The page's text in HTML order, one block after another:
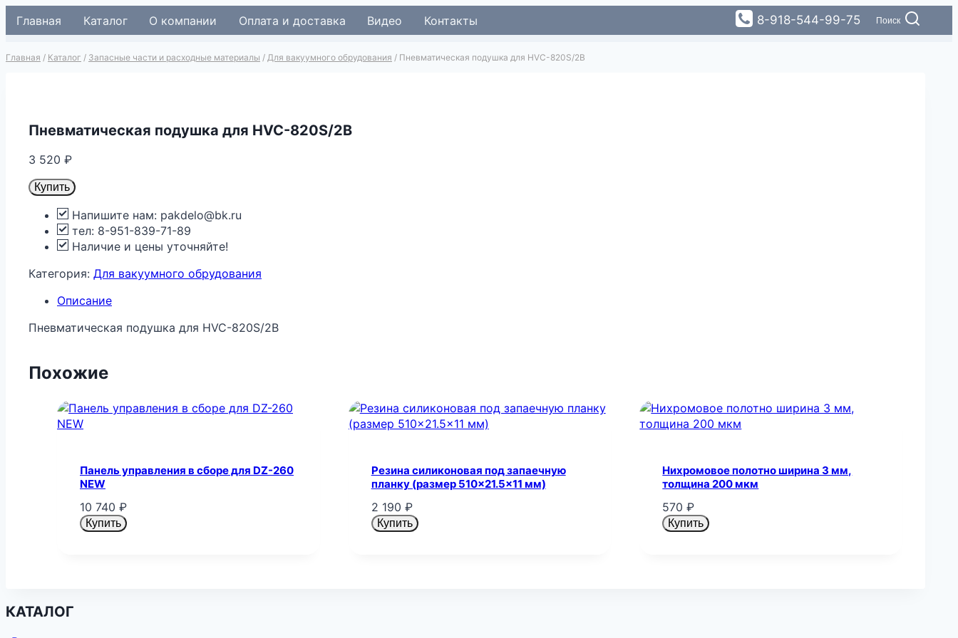
Перейти
Главная Каталог О компании Оплата и доставка Видео Контакты 8-918-544-99-75 Поиск
Главная / Каталог / Запасные части и расходные материалы / Для вакуумного обрудования / Пневматическая подушка для HVC-820S/2B
Пневматическая подушка для HVC-820S/2B
3 520 ₽
Купить
Напишите нам: pakdelo@bk.ru
тел: 8-951-839-71-89
Наличие и цены уточняйте!
Категория: Для вакуумного обрудования
Описание
Пневматическая подушка для HVC-820S/2B
Похожие
Панель управления в сборе для DZ-260
NEW
10 740 ₽
Купить
Резина силиконовая под запаечную
планку (размер 510×21.5×11 мм)
2 190 ₽
Купить
Нихромовое полотно ширина 3 мм,
толщина 200 мкм
570₽
Купить
КАТАЛОГ